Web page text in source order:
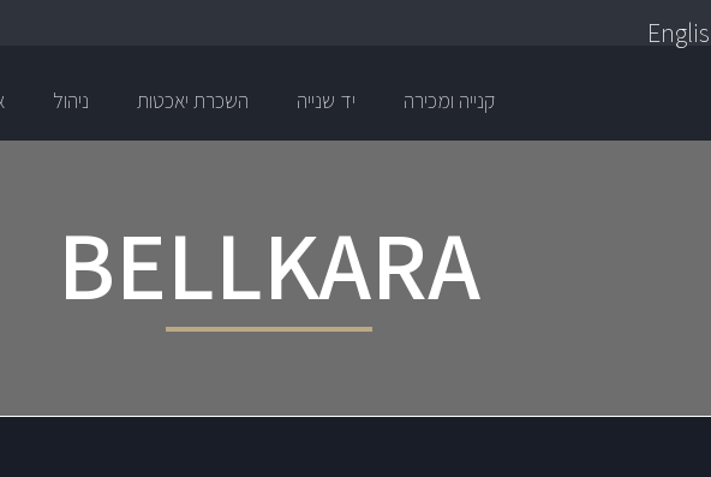
קנייה ומכירה יד שנייה השכרת יאכטות ניהול
BELLKARA